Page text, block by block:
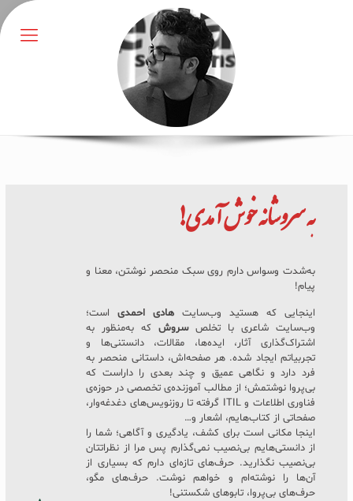
بهسروشانهخوش آمدی!
به‌شدت وسواس دارم روی سبک منحصر نوشتن، معنا و
پیام!
اینجایی که هستید وب‌سایت هادی احمدیاست؛
وب‌سایت شاعری با تخلصسروش که به‌منظور به
اشتراک‌گذاری آثار، ایده‌ها، مقالات، دانستنی‌ها و
تجربیاتم ایجاد شده. هر صفحه‌اش، داستانی منحصر به
فرد دارد و نگاهی عمیق و چند بعدی را داراست که
بی‌پروا نوشتمش؛ از مطالب آموزنده‌ی تخصصی در حوزه‌ی
فناوری اطلاعات و ITIL گرفته تا روزنویس‌های دغدغه‌وار،
صفحاتی از کتاب‌هایم، اشعار و…
اینجا مکانی است برای کشف، یادگیری و آگاهی؛ شما را
از دانستی‌هایم بی‌نصیب نمی‌گذارم پس مرا از نظراتتان
بی‌نصیب نگذارید. حرف‌های تازه‌ای دارم که بسیاری از
آن‌ها را نوشته‌ام و خواهم نوشت. حرف‌های مگو،
حرف‌های بی‌پروا، تابوهای شکستنی!